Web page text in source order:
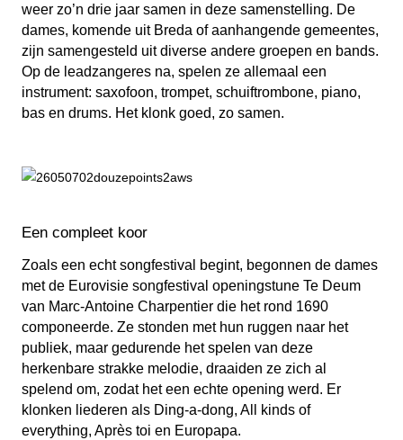
weer zo’n drie jaar samen in deze samenstelling. De
dames, komende uit Breda of aanhangende gemeentes,
zijn samengesteld uit diverse andere groepen en bands.
Op de leadzangeres na, spelen ze allemaal een
instrument: saxofoon, trompet, schuiftrombone, piano,
bas en drums. Het klonk goed, zo samen.
Een compleet koor
Zoals een echt songfestival begint, begonnen de dames
met de Eurovisie songfestival openingstune Te Deum
van Marc-Antoine Charpentier die het rond 1690
componeerde. Ze stonden met hun ruggen naar het
publiek, maar gedurende het spelen van deze
herkenbare strakke melodie, draaiden ze zich al
spelend om, zodat het een echte opening werd. Er
klonken liederen als Ding-a-dong, All kinds of
everything, Après toi en Europapa.